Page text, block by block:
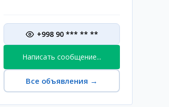
+998 90 *** ** **
Написать сообщение...
Все объявления →